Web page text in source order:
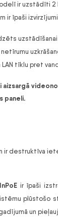
ir uzstādīti 2
ir īpaši
LAN tīklu pret
paneli.
ir destruktīva
ir īpaši
plūstošo
un